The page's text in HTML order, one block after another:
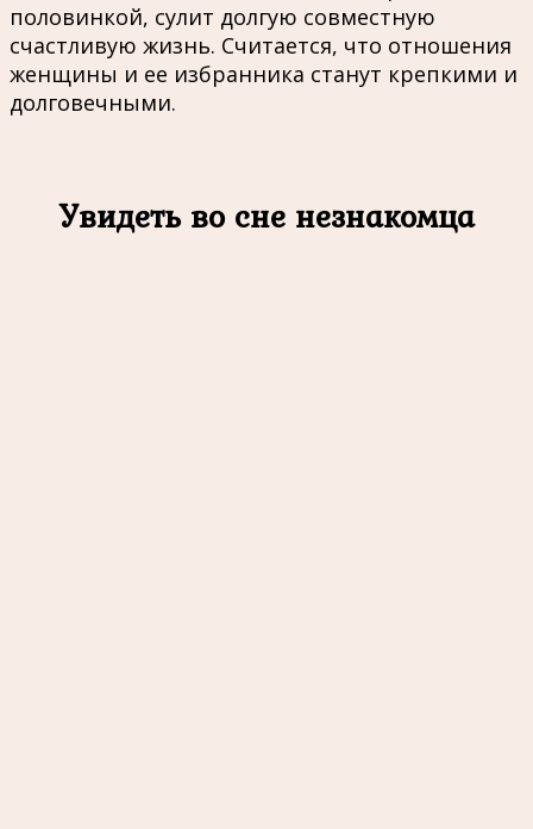
половинкой, сулит долгую совместную
счастливую жизнь. Считается, что отношения
женщины и ее избранника станут крепкими и
долговечными.
Увидеть во сне незнакомца